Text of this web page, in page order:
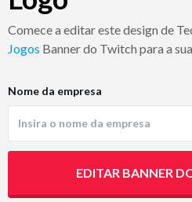
Comece a editar este design de
Jogos Banner do Twitch para a
Nome da empresa
EDITAR BANNER